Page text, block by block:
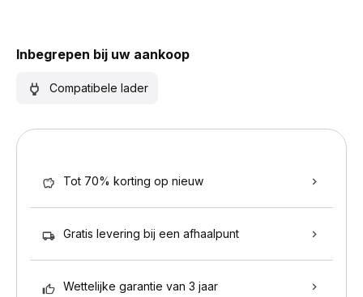
Inbegrepen bij uw aankoop
Compatibele lader
Tot 70% korting op nieuw
Gratis levering bij een afhaalpunt
Wettelijke garantie van 3 jaar